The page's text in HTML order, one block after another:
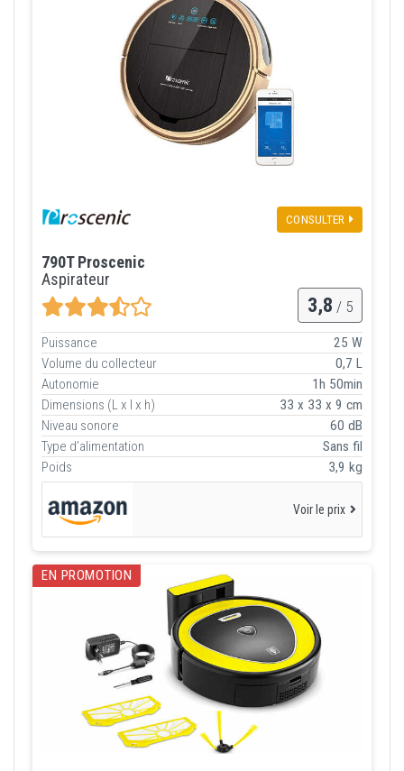
CONSULTER
790T Proscenic
Aspirateur
3,8 / 5
Puissance
25 W
Volume du collecteur
0,7 L
Autonomie
1h 50min
Dimensions (L x l x h)
33 x 33 x 9 cm
Niveau sonore
60 dB
Type d’alimentation
Sans fil
Poids
3,9 kg
Voir le prix
EN PROMOTION